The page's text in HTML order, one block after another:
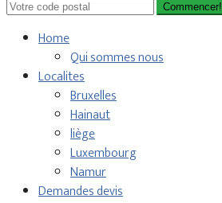
Commencer!
Home
Qui sommes nous
Localites
Bruxelles
Hainaut
liège
Luxembourg
Namur
Demandes devis